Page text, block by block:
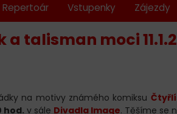
Repertoár Vstupenky Zájezdy
talisman moci
na motivy známého komiksu
hod. v sále Divadla Image. Těšíme se